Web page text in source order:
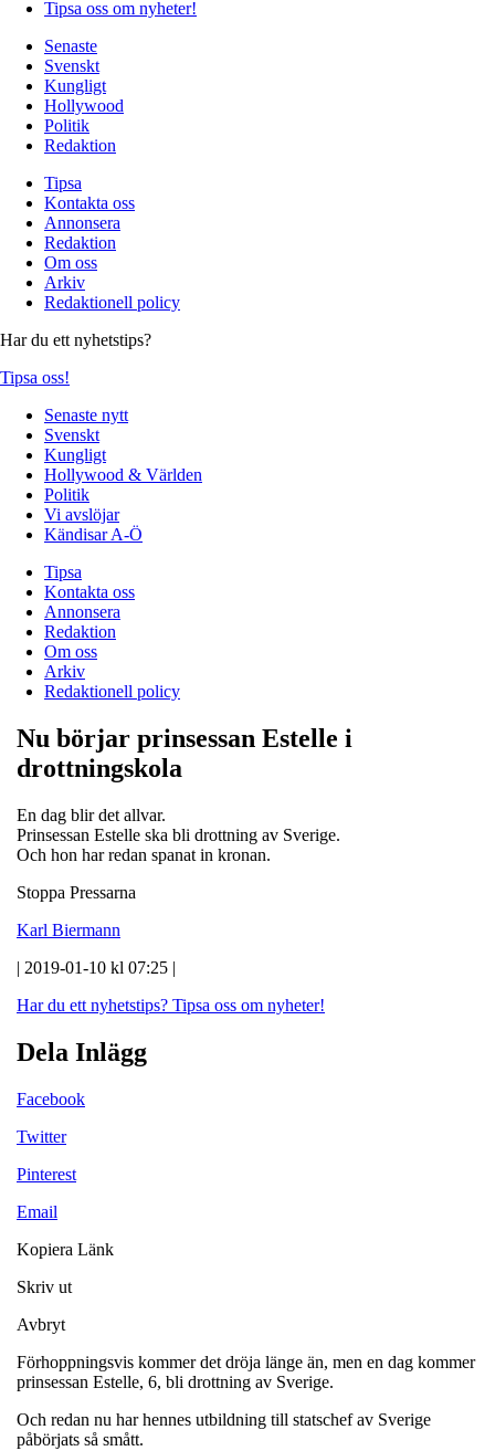
Tipsa oss om nyheter!
Senaste
Svenskt
Kungligt
Hollywood
Politik
Redaktion
Tipsa
Kontakta oss
Annonsera
Redaktion
Om oss
Arkiv
Redaktionell policy
Har du ett nyhetstips?
Tipsa oss!
Senaste nytt
Svenskt
Kungligt
Hollywood & Världen
Politik
Vi avslöjar
Kändisar A-Ö
Tipsa
Kontakta oss
Annonsera
Redaktion
Om oss
Arkiv
Redaktionell policy
Nu börjar prinsessan Estelle i
drottningskola
En dag blir det allvar.
Prinsessan Estelle ska bli drottning av Sverige.
Och hon har redan spanat in kronan.
Stoppa Pressarna
Karl Biermann
| 2019-01-10 kl 07:25 |
Har du ett nyhetstips? Tipsa oss om nyheter!
Dela Inlägg
Facebook
Twitter
Pinterest
Email
Kopiera Länk
Skriv ut
Avbryt
Förhoppningsvis kommer det dröja länge än, men en dag kommer
prinsessan Estelle, 6, bli drottning av Sverige.
Och redan nu har hennes utbildning till statschef av Sverige
påbörjats så smått.